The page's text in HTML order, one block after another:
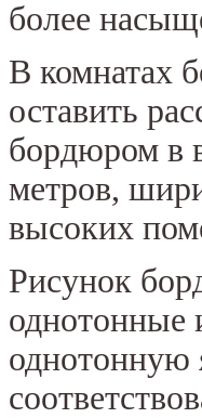
более
В комнатах
оставить
бордюром в
метров,
высоких
Рисунок
однотонные
однотонную